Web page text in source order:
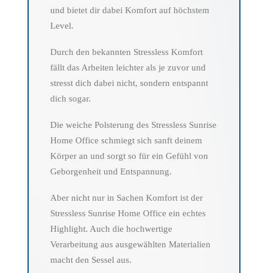
und bietet dir dabei Komfort auf höchstem
Level.
Durch den bekannten Stressless Komfort
fällt das Arbeiten leichter als je zuvor und
stresst dich dabei nicht, sondern entspannt
dich sogar.
Die weiche Polsterung des Stressless Sunrise
Home Office schmiegt sich sanft deinem
Körper an und sorgt so für ein Gefühl von
Geborgenheit und Entspannung.
Aber nicht nur in Sachen Komfort ist der
Stressless Sunrise Home Office ein echtes
Highlight. Auch die hochwertige
Verarbeitung aus ausgewählten Materialien
macht den Sessel aus.